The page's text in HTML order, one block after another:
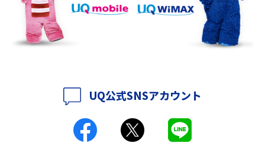
持ち運びできるポケット型Wi-Fiのおススメの選び方は？メリット・デメリ
ットも紹介
ポケット型Wi-Fiとは？通信の仕組みやメリット・デメリットを解説
工事不要！置くだけWi-Fiの特徴は？メリット・デメリットや選び方を解説
UQ公式SNSアカウント